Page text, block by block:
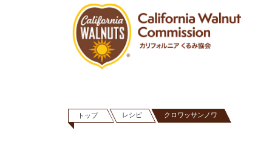
トップ レシピ クロワッサンノワ